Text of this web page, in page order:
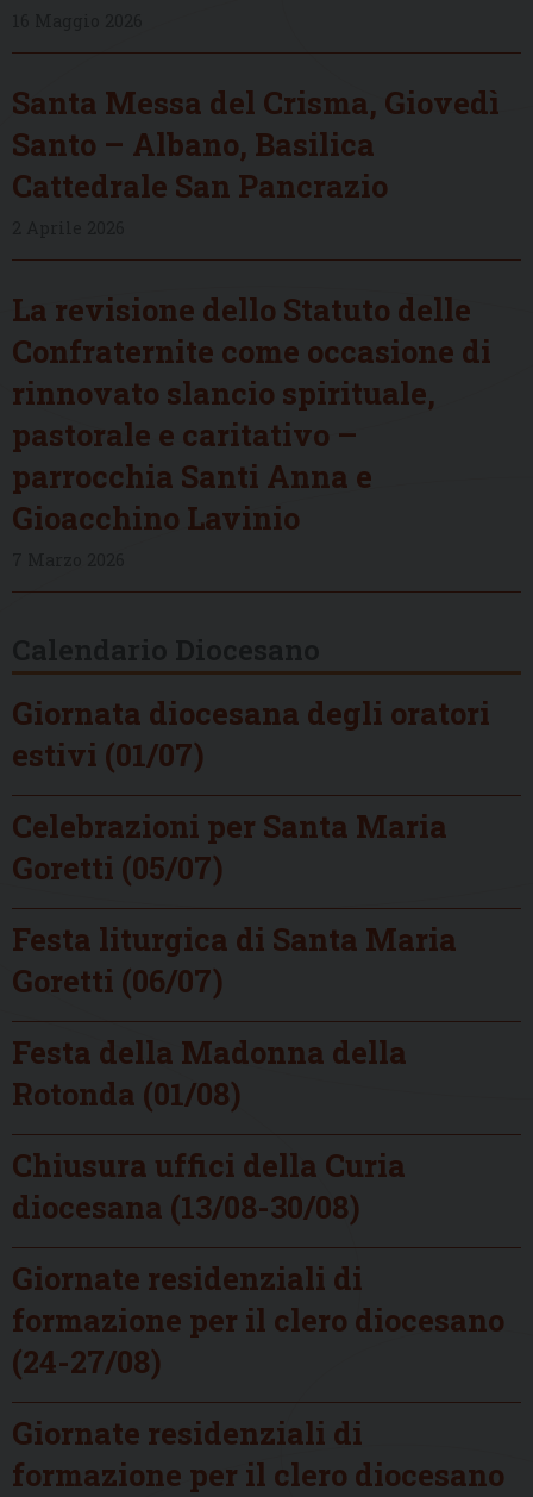
Santa Messa del Crisma, Giovedì
Santo – Albano, Basilica
Cattedrale San Pancrazio
La revisione dello Statuto delle
Confraternite come occasione di
rinnovato slancio spirituale,
pastorale e caritativo –
parrocchia Santi Anna e
Gioacchino Lavinio
Giornata diocesana degli oratori
estivi (01/07)
Celebrazioni per Santa Maria
Goretti (05/07)
Festa liturgica di Santa Maria
Goretti (06/07)
Festa della Madonna della
Rotonda (01/08)
Chiusura uffici della Curia
diocesana (13/08-30/08)
Giornate residenziali di
formazione per il clero diocesano
(24-27/08)
Giornate residenziali di
formazione per il clero diocesano